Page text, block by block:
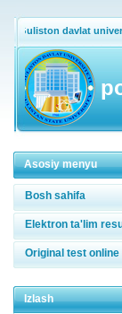
Guliston davlat
Asosiy menyu
Bosh sahifa
Elektron ta'lim
Original test online
Izlash